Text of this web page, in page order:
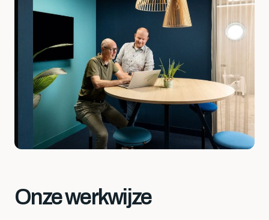
Onze werkwijze